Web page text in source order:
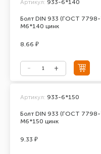
Болт DIN 933 (ГОСТ
М6*140 цинк
Артикул: 933-6*140
8.66 ₽
Болт DIN 933 (ГОСТ
М6*150 цинк
Артикул: 933-6*150
9.33 ₽